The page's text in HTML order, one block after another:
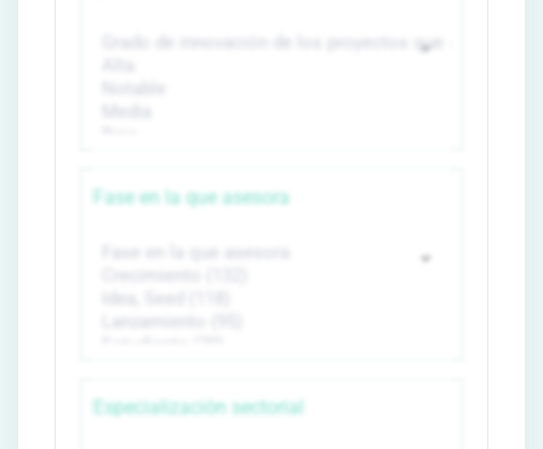
Fase en la que asesora
Especialización sectorial